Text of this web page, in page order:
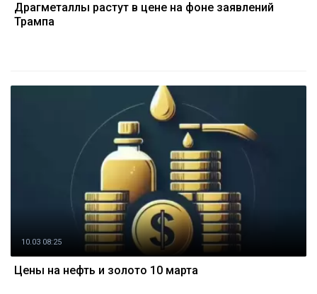
Драгметаллы растут в цене на фоне заявлений
Трампа
10.03 08:25
Цены на нефть и золото 10 марта